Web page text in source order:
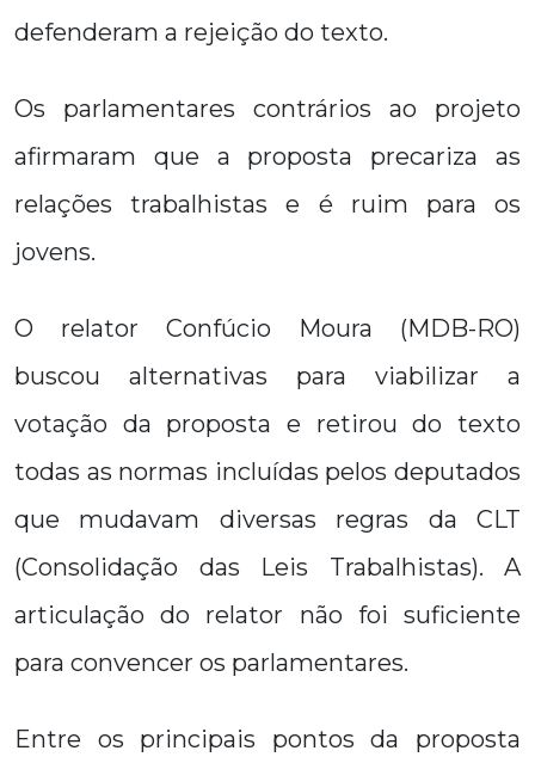
defenderam a rejeição do texto.
Os parlamentares contrários ao projeto
afirmaram que a proposta precariza as
relações trabalhistas e é ruim para os
jovens.
O relator Confúcio Moura (MDB-RO)
buscou alternativas para viabilizar a
votação da proposta e retirou do texto
todas as normas incluídas pelos deputados
que mudavam diversas regras da CLT
(Consolidação das Leis Trabalhistas). A
articulação do relator não foi suficiente
para convencer os parlamentares.
Entre os principais pontos da proposta